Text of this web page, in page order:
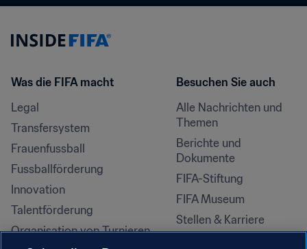
Was die FIFA macht
Legal
Transfersystem
Frauenfussball
Fussballförderung
Innovation
Talentförderung
Organisation von Turnieren
Besuchen Sie auch
Alle Nachrichten und
Themen
Berichte und
Dokumente
FIFA-Stiftung
FIFA Museum
Stellen & Karriere